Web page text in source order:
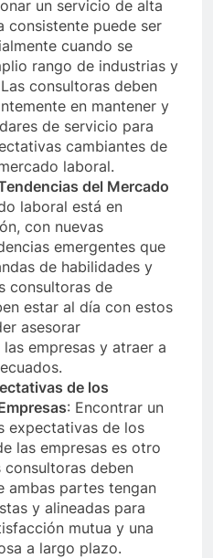
un servicio de alta
consistente puede ser
cuando se
rango de industrias y
consultoras deben
en mantener y
de servicio para
cambiantes de
laboral.
del Mercado
laboral está en
con nuevas
emergentes que
de habilidades y
consultoras de
estar al día con estos
asesorar
empresas y atraer a
de los
: Encontrar un
expectativas de los
las empresas es otro
deben
ambas partes tengan
y alineadas para
mutua y una
a largo plazo.